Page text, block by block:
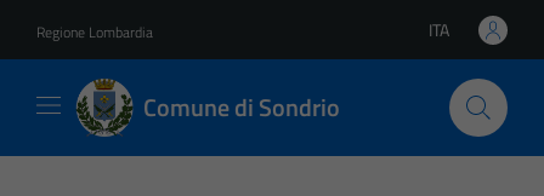
Regione Lombardia Lingua attiva:
ITA
Comune di Sondrio